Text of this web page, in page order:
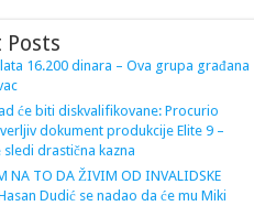
Posts
16.200 dinara – Ova grupa građana
će biti diskvalifikovane: Procurio
dokument produkcije Elite 9 –
drastična kazna
NA TO DA ŽIVIM OD INVALIDSKE
Hasan Dudić se nadao da će mu Miki